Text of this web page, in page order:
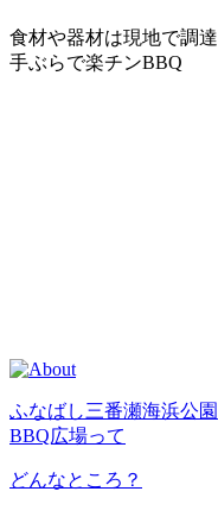
食材や器材は現地で調達
手ぶらで楽チンBBQ
ふなばし三番瀬海浜公園
BBQ広場って
どんなところ？